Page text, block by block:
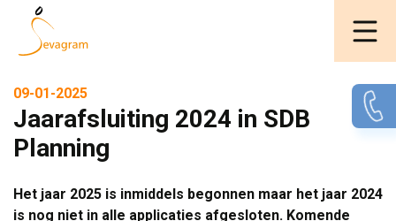
09-01-2025
Jaarafsluiting 2024 in SDB
Planning
Het jaar 2025 is inmiddels begonnen maar het jaar 2024
is nog niet in alle applicaties afgesloten. Komende